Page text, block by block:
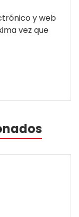
y web
vez que